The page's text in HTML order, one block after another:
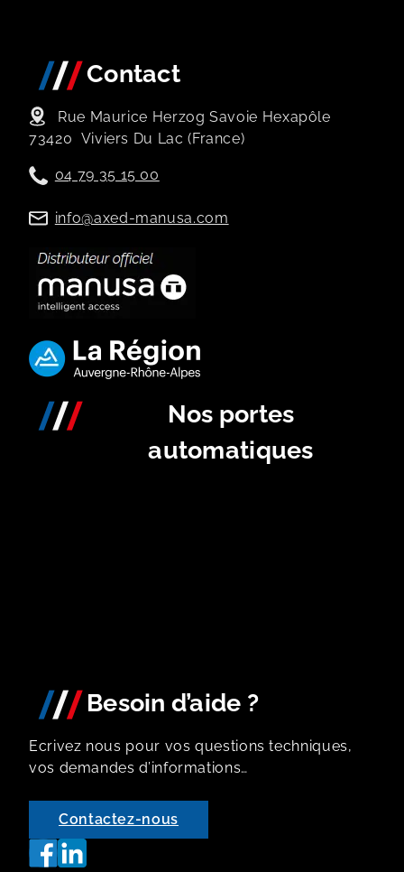
Contact
Rue Maurice Herzog Savoie Hexapôle
73420 Viviers Du Lac (France)
04 79 35 15 00
info@axed-manusa.com
Nos portes
automatiques
Besoin d’aide ?
Ecrivez nous pour vos questions techniques,
vos demandes d’informations…
Contactez-nous